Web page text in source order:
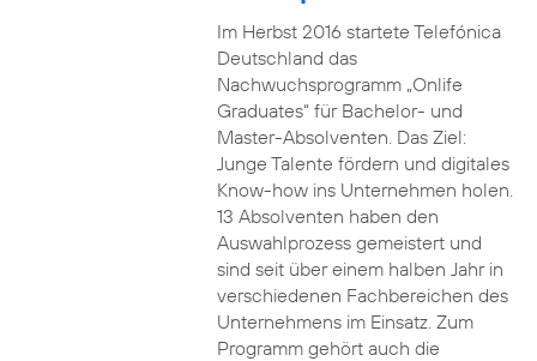
Im Herbst 2016 startete Telefónica
Deutschland das
Nachwuchsprogramm „Onlife
Graduates“ für Bachelor- und
Master-Absolventen. Das Ziel:
Junge Talente fördern und digitales
Know-how ins Unternehmen holen.
13 Absolventen haben den
Auswahlprozess gemeistert und
sind seit über einem halben Jahr in
verschiedenen Fachbereichen des
Unternehmens im Einsatz. Zum
Programm gehört auch die